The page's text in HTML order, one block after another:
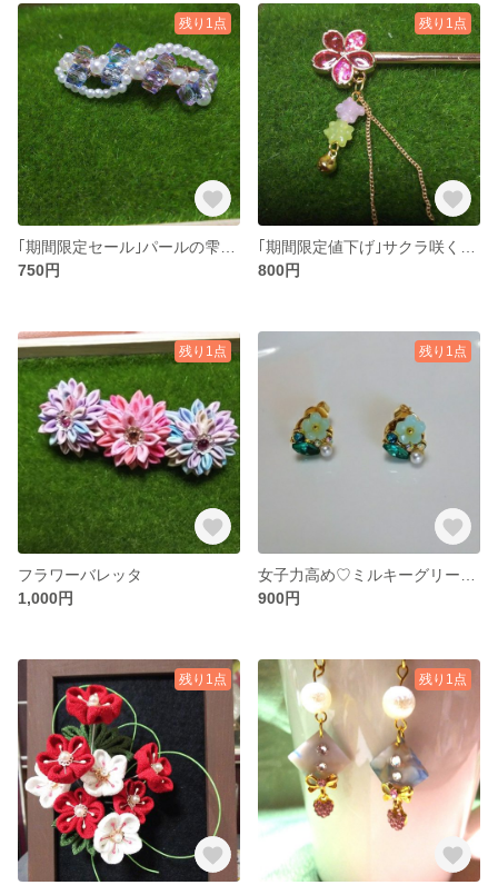
残り1点
750円
残り1点
800円
残り1点
フラワーバレッタ
1,000円
残り1点
900円
残り1点 残り1点